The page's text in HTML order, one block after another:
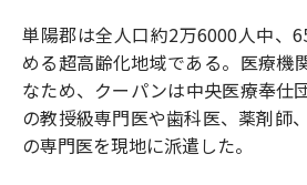
単陽郡は全人口約2万6000人中、
める超高齢化地域である。医療機
なため、クーパンは中央医療奉仕
の教授級専門医や歯科医、薬剤師
の専門医を現地に派遣した。